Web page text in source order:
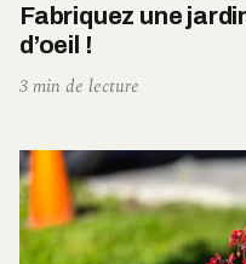
Fabriquez une
d’oeil !
3 min de lecture